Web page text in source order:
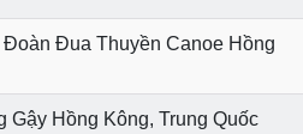
Đua Thuyền Canoe Hồng
Gậy Hồng Kông, Trung Quốc